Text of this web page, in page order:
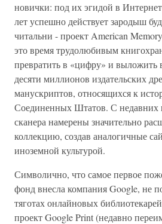
новички: под их эгидой в
лет успешно действует зародыш
читальни - проект American
это время трудолюбивым
превратить в «цифру» и
десяти миллионов издательских
манускриптов, относящихся к
Соединенных Штатов. С недавних
сканера намерены значительно
коллекцию, создав аналогичные
иноземной культурой.
Символично, что самое первое
фонд внесла компания Google, не
тяготах онлайновых
проект Google Print (недавно